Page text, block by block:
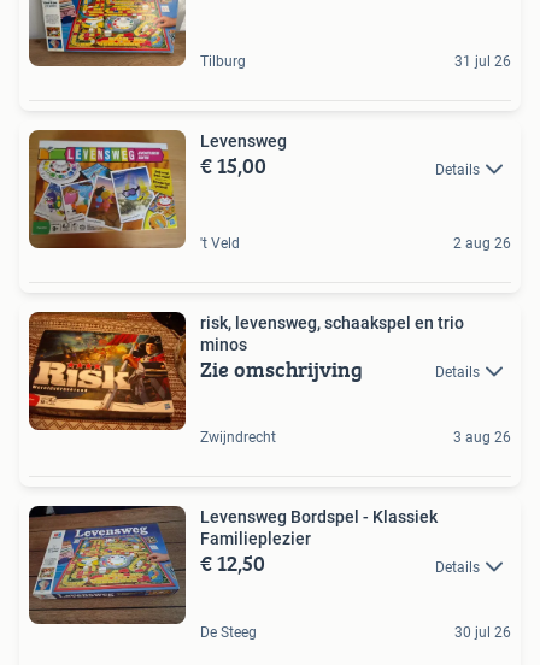
Tilburg 31 jul 26
Levensweg
€ 15,00 Details
't Veld 2 aug 26
risk, levensweg, schaakspel en trio
minos
Zie omschrijving Details
Zwijndrecht 3 aug 26
Levensweg Bordspel - Klassiek
Familieplezier
€ 12,50 Details
De Steeg 30 jul 26